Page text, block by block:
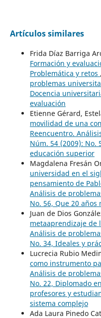
Artículos similares
Frida Díaz Barriga
Formación y
Problemática y retos ,
problemas
Docencia
evaluación
Etienne Gérard,
movilidad de una
Reencuentro.
Núm. 54 (2009): No.
educación superior
Magdalena Fresán
universidad en el
pensamiento de
Análisis de
No. 56, Que 20 años
Juan de Dios
metaaprendizaje de
Análisis de
No. 34, Ideales y
Lucrecia Rubio
como instrumento
Análisis de
No. 22, Diplomado
profesores y
sistema complejo
Ada Laura Pinedo